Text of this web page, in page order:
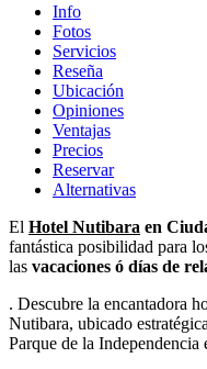
Info
Fotos
Servicios
Reseña
Ubicación
Opiniones
Ventajas
Precios
Reservar
Alternativas
El Hotel Nutibara en
fantástica posibilidad para
las vacaciones ó días de
. Descubre la encantadora
Nutibara, ubicado
Parque de la Independencia